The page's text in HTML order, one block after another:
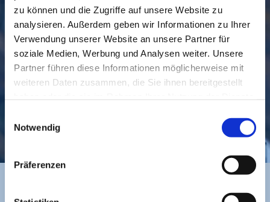
zu können und die Zugriffe auf unsere Website zu
analysieren. Außerdem geben wir Informationen zu Ihrer
Verwendung unserer Website an unsere Partner für
soziale Medien, Werbung und Analysen weiter. Unsere
Partner führen diese Informationen möglicherweise mit
weiteren Daten zusammen, die Sie ihnen bereitgestellt
Notwendig
Präferenzen
GEMEINDE BESUCHEN